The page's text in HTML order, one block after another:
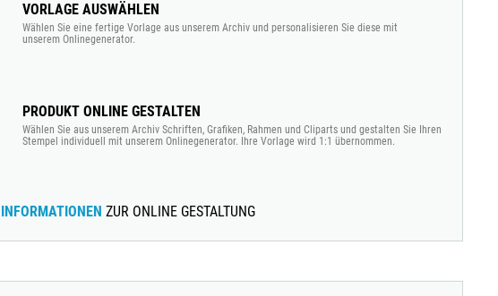
VORLAGE AUSWÄHLEN
Wählen Sie eine fertige Vorlage aus unserem Archiv und personalisieren Sie diese mit
unserem Onlinegenerator.
PRODUKT ONLINE GESTALTEN
Wählen Sie aus unserem Archiv Schriften, Grafiken, Rahmen und Cliparts und gestalten Sie Ihren
Stempel individuell mit unserem Onlinegenerator. Ihre Vorlage wird 1:1 übernommen.
INFORMATIONEN ZUR ONLINE GESTALTUNG